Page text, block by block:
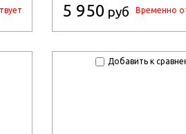
5 950 руб Временно
Добавить к